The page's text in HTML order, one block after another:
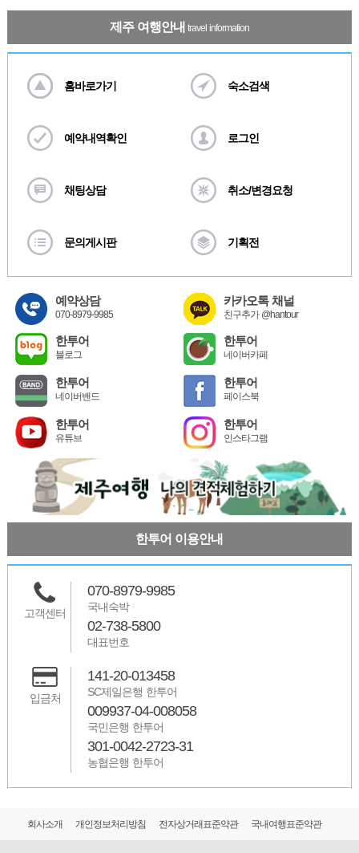
제주 여행안내 travel information
홈바로가기 숙소검색
예약내역확인 로그인
채팅상담 취소/변경요청
문의게시판 기획전
예약상담
070-8979-9985
카카오톡 채널
친구추가 @hantour
한투어
블로그
한투어
네이버카페
한투어
네이버밴드
한투어
페이스북
한투어
유튜브
한투어
인스타그램
한투어 이용안내
고객센터
070-8979-9985
국내숙박
02-738-5800
대표번호
입금처
141-20-013458
SC제일은행 한투어
009937-04-008058
국민은행 한투어
301-0042-2723-31
농협은행 한투어
회사소개 개인정보처리방침 전자상거래표준약관 국내여행표준약관